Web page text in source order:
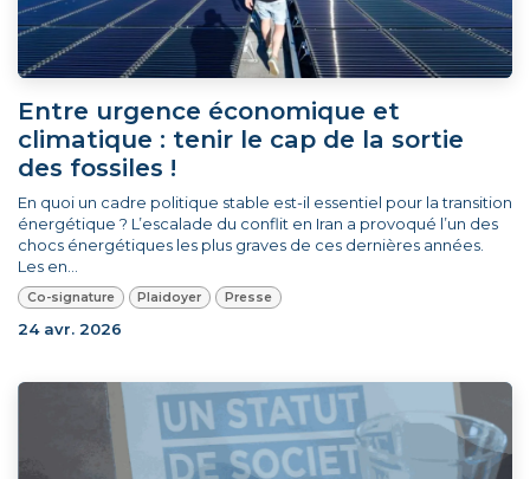
Entre urgence économique et
climatique : tenir le cap de la sortie
des fossiles !
En quoi un cadre politique stable est-il essentiel pour la transition
énergétique ? L’escalade du conflit en Iran a provoqué l’un des
chocs énergétiques les plus graves de ces dernières années.
Les en...
Co-signature Plaidoyer Presse
24 avr. 2026